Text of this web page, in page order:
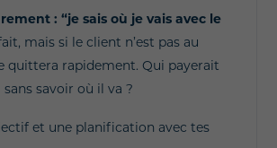
: “je sais où je vais avec le
mais si le client n’est pas au
quittera rapidement. Qui payerait
savoir où il va ?
et une planification avec tes